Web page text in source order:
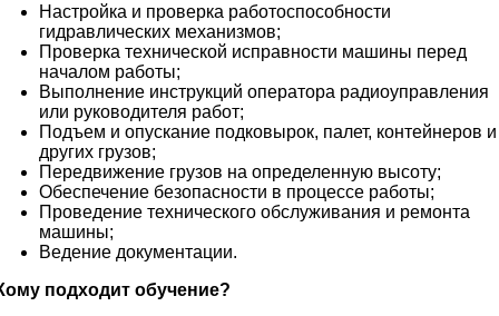
Настройка и проверка работоспособности
гидравлических механизмов;
Проверка технической исправности машины перед
началом работы;
Выполнение инструкций оператора радиоуправления
или руководителя работ;
Подъем и опускание подковырок, палет, контейнеров и
других грузов;
Передвижение грузов на определенную высоту;
Обеспечение безопасности в процессе работы;
Проведение технического обслуживания и ремонта
машины;
Ведение документации.
подходит обучение?